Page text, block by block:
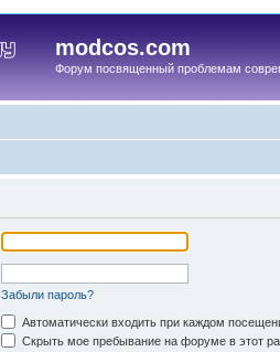
modcos.com
Форум посвященный проблемам
Забыли пароль?
Автоматически входить при каждом
Скрыть мое пребывание на форуме в этот